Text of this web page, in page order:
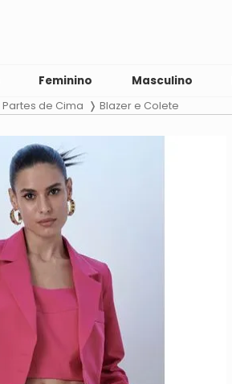
Feminino Masculino
Partes de Cima Blazer e Colete